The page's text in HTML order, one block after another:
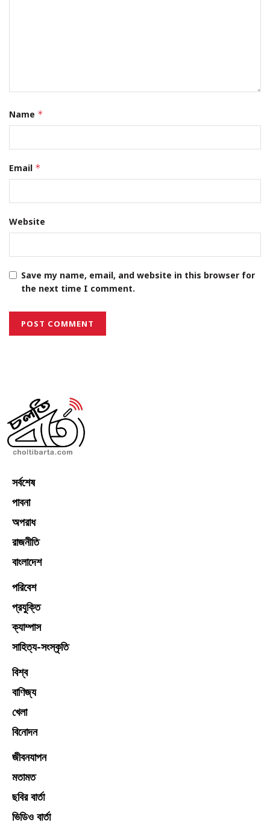
Name *
Email *
Website
Save my name, email, and website in this browser for
the next time I comment.
সর্বশেষ
পাবনা
অপরাধ
রাজনীতি
বাংলাদেশ
পরিবেশ
প্রযুক্তি
ক্যাম্পাস
সাহিত্য-সংস্কৃতি
বিশ্ব
বাণিজ্য
খেলা
বিনোদন
জীবনযাপন
মতামত
ছবির বার্তা
ভিডিও বার্তা